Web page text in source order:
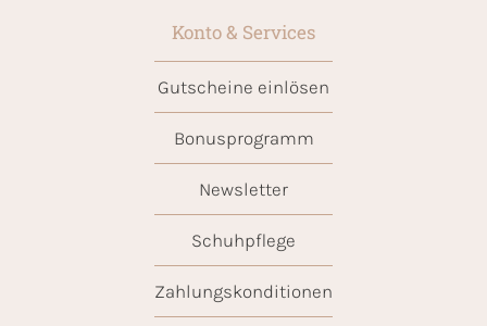
Konto & Services
Gutscheine einlösen
Bonusprogramm
Newsletter
Schuhpflege
Zahlungskonditionen